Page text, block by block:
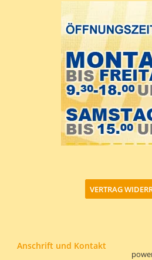
VERTRAG
Anschrift und Kontakt